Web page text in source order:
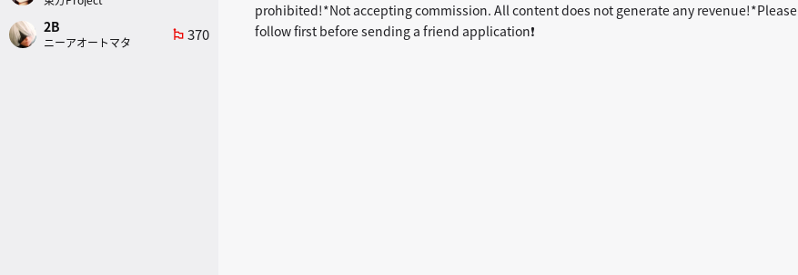
prohibited!*Not accepting commission. All content does not generate any revenue!*Please
follow first before sending a friend application❗
2B
ニーアオートマタ
emoji_flags 370